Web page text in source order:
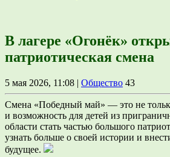
В лагере «Огонёк»
патриотическая смена
5 мая 2026, 11:08 | Общество 43
Смена «Победный май» — это не
и возможность для детей из
области стать частью большого
узнать больше о своей истории и
будущее.